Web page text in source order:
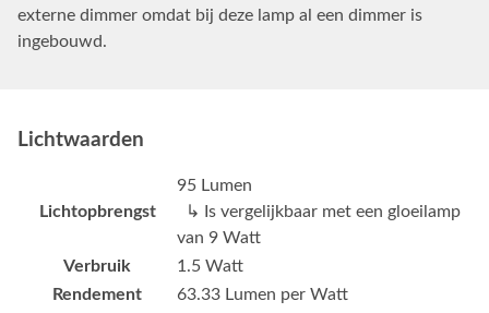
externe dimmer omdat bij deze lamp al een dimmer is
ingebouwd.
Lichtwaarden
Lichtopbrengst
95 Lumen
↳ Is vergelijkbaar met een gloeilamp
van 9 Watt
Verbruik
1.5 Watt
Rendement
63.33 Lumen per Watt